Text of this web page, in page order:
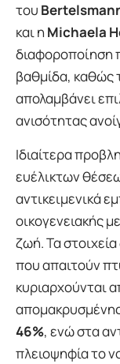
του
και η Michaela
διαφοροποίηση
βαθμίδα, καθώς
απολαμβάνει
ανισότητας
Ιδιαίτερα
ευέλικτων
αντικειμενικά
οικογενειακής
ζωή. Τα
που απαιτούν
κυριαρχούνται
46%, ενώ στα
πλειοψηφία το